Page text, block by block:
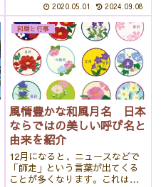
です。どちらもアヤメ科アヤメ
属の花ですので、とてもよく似
ています。カキツバタと花菖蒲
の見分け方せっかくですので、
見分け方を簡単に紹...
2020.05.01 2024.09.08
和暦と行事
風情豊かな和風月名 日本
ならではの美しい呼び名と
由来を紹介
12月になると、ニュースなどで
「師走」という言葉が出てくる
ことが多くなります。これは旧